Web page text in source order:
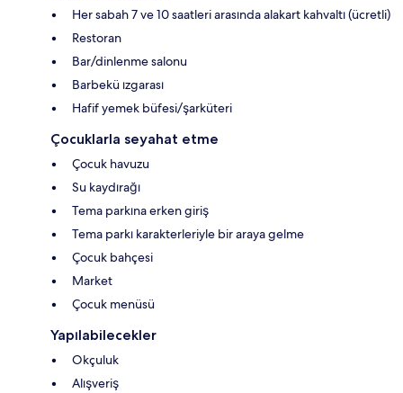
Her sabah 7 ve 10 saatleri arasında alakart kahvaltı (ücretli)
Restoran
Bar/dinlenme salonu
Barbekü ızgarası
Hafif yemek büfesi/şarküteri
Çocuklarla seyahat etme
Çocuk havuzu
Su kaydırağı
Tema parkına erken giriş
Tema parkı karakterleriyle bir araya gelme
Çocuk bahçesi
Market
Çocuk menüsü
Yapılabilecekler
Okçuluk
Alışveriş